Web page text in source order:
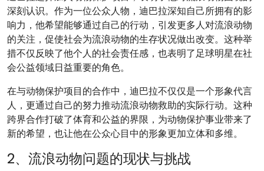
深刻认识。作为一位公众人物，迪巴拉深知自己所拥有的影
响力，他希望能够通过自己的行动，引发更多人对流浪动物
的关注，促使社会为流浪动物的生存状况做出改变。这种举
措不仅反映了他个人的社会责任感，也表明了足球明星在社
会公益领域日益重要的角色。
在与动物保护项目的合作中，迪巴拉不仅仅是一个形象代言
人，更通过自己的努力推动流浪动物救助的实际行动。这种
跨界合作打破了体育和公益的界限，为动物保护事业带来了
新的希望，也让他在公众心目中的形象更加立体和多维。
2、流浪动物问题的现状与挑战